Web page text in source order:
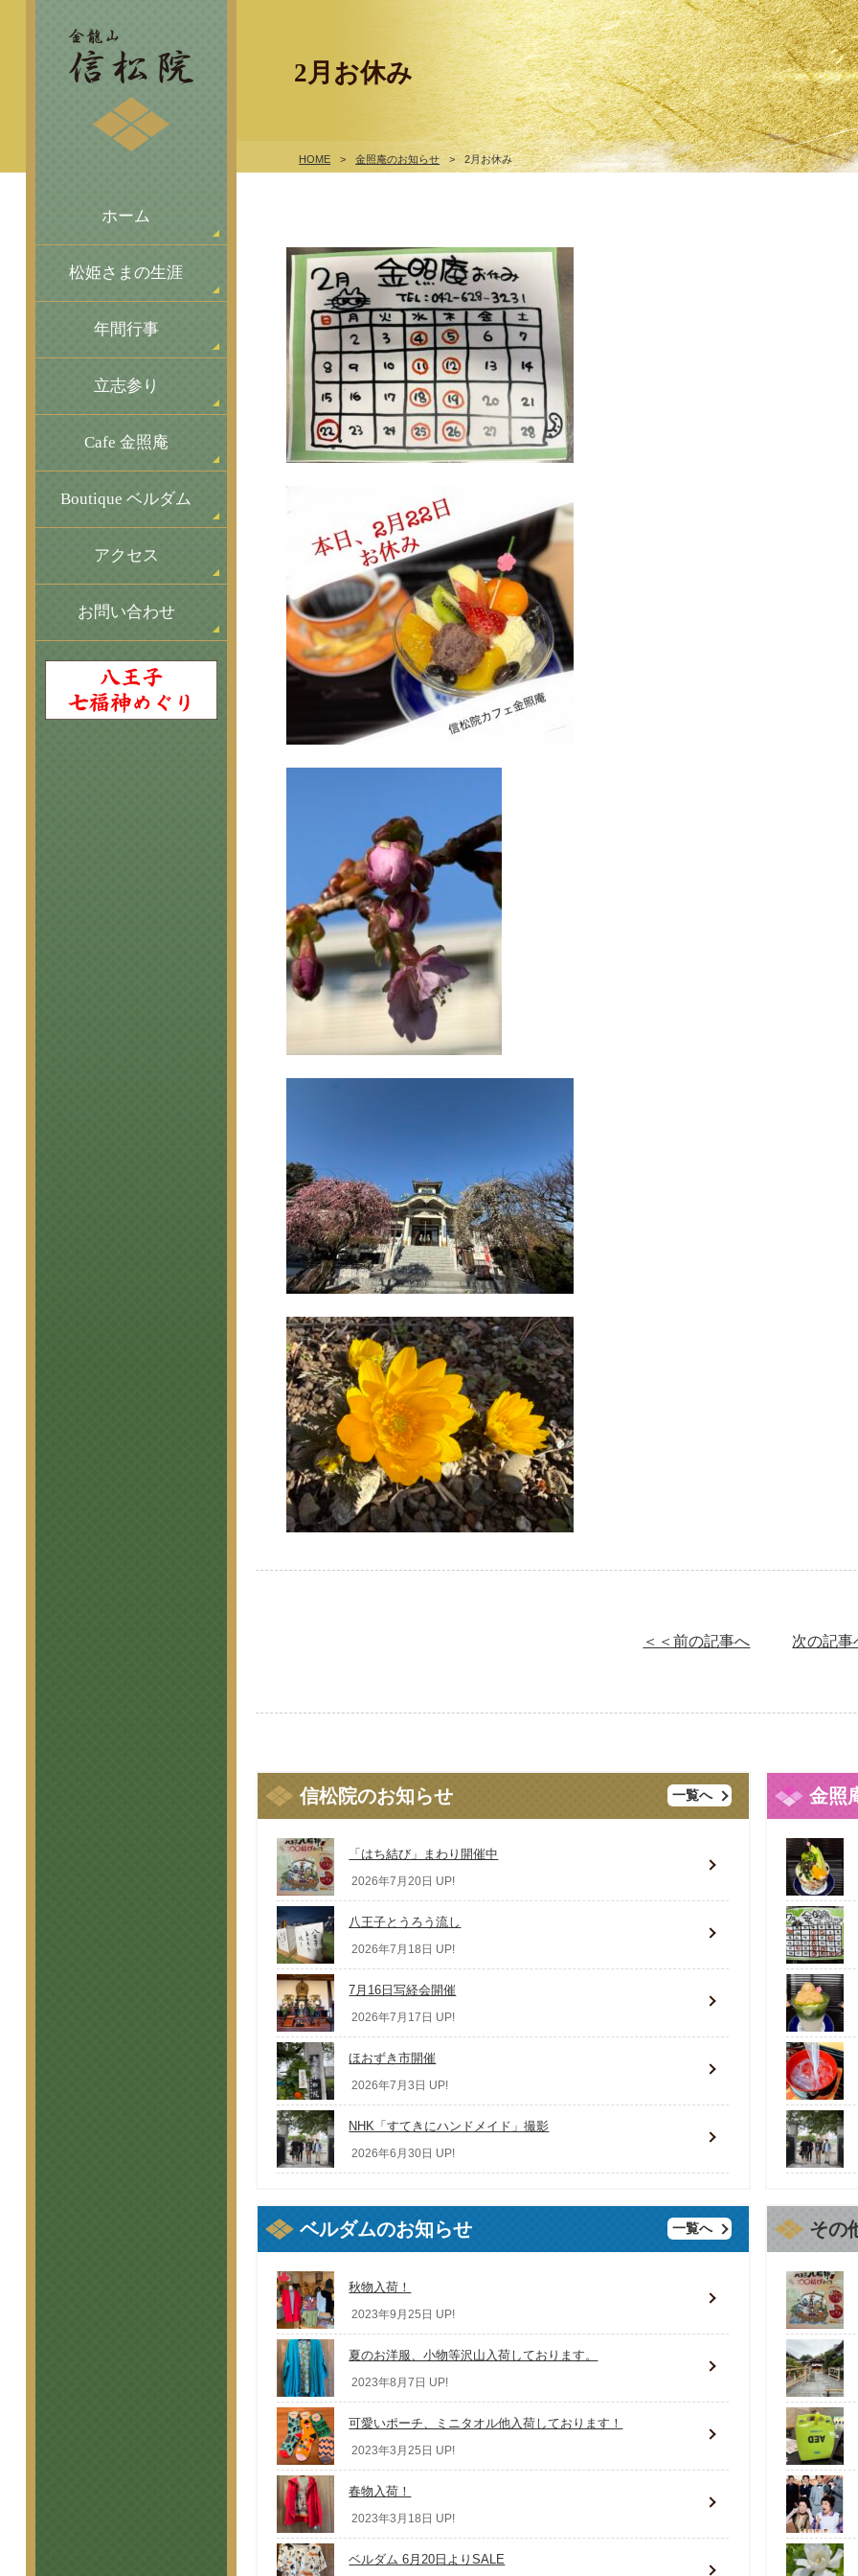
ホーム
松姫さまの生涯
年間行事
立志参り
Cafe 金照庵
Boutique ベルダム
アクセス
お問い合わせ
HOME > 金照庵のお知らせ > 2月お休み
2月お休み
＜＜前の記事へ 次の記事
信松院のお知らせ 一覧へ
「はち結び」まわり開催中
2026年7月20日 UP!
八王子とうろう流し
2026年7月18日 UP!
7月16日写経会開催
2026年7月17日 UP!
ほおずき市開催
2026年7月3日 UP!
NHK「すてきにハンドメイド」撮影
2026年6月30日 UP!
金照
ベルダムのお知らせ 一覧へ
秋物入荷！
2023年9月25日 UP!
夏のお洋服、小物等沢山入荷しております。
2023年8月7日 UP!
可愛いポーチ、ミニタオル他入荷しております！
2023年3月25日 UP!
春物入荷！
2023年3月18日 UP!
ベルダム 6月20日よりSALE
その